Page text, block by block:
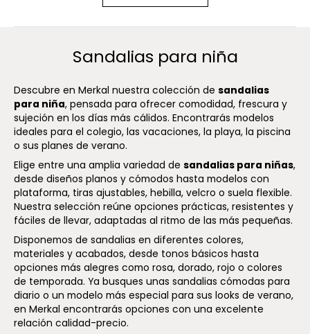
Sandalias para niña
Descubre en Merkal nuestra colección de sandalias
para niña, pensada para ofrecer comodidad, frescura y
sujeción en los días más cálidos. Encontrarás modelos
ideales para el colegio, las vacaciones, la playa, la piscina
o sus planes de verano.
Elige entre una amplia variedad de sandalias para niñas,
desde diseños planos y cómodos hasta modelos con
plataforma, tiras ajustables, hebilla, velcro o suela flexible.
Nuestra selección reúne opciones prácticas, resistentes y
fáciles de llevar, adaptadas al ritmo de las más pequeñas.
Disponemos de sandalias en diferentes colores,
materiales y acabados, desde tonos básicos hasta
opciones más alegres como rosa, dorado, rojo o colores
de temporada. Ya busques unas sandalias cómodas para
diario o un modelo más especial para sus looks de verano,
en Merkal encontrarás opciones con una excelente
relación calidad-precio.